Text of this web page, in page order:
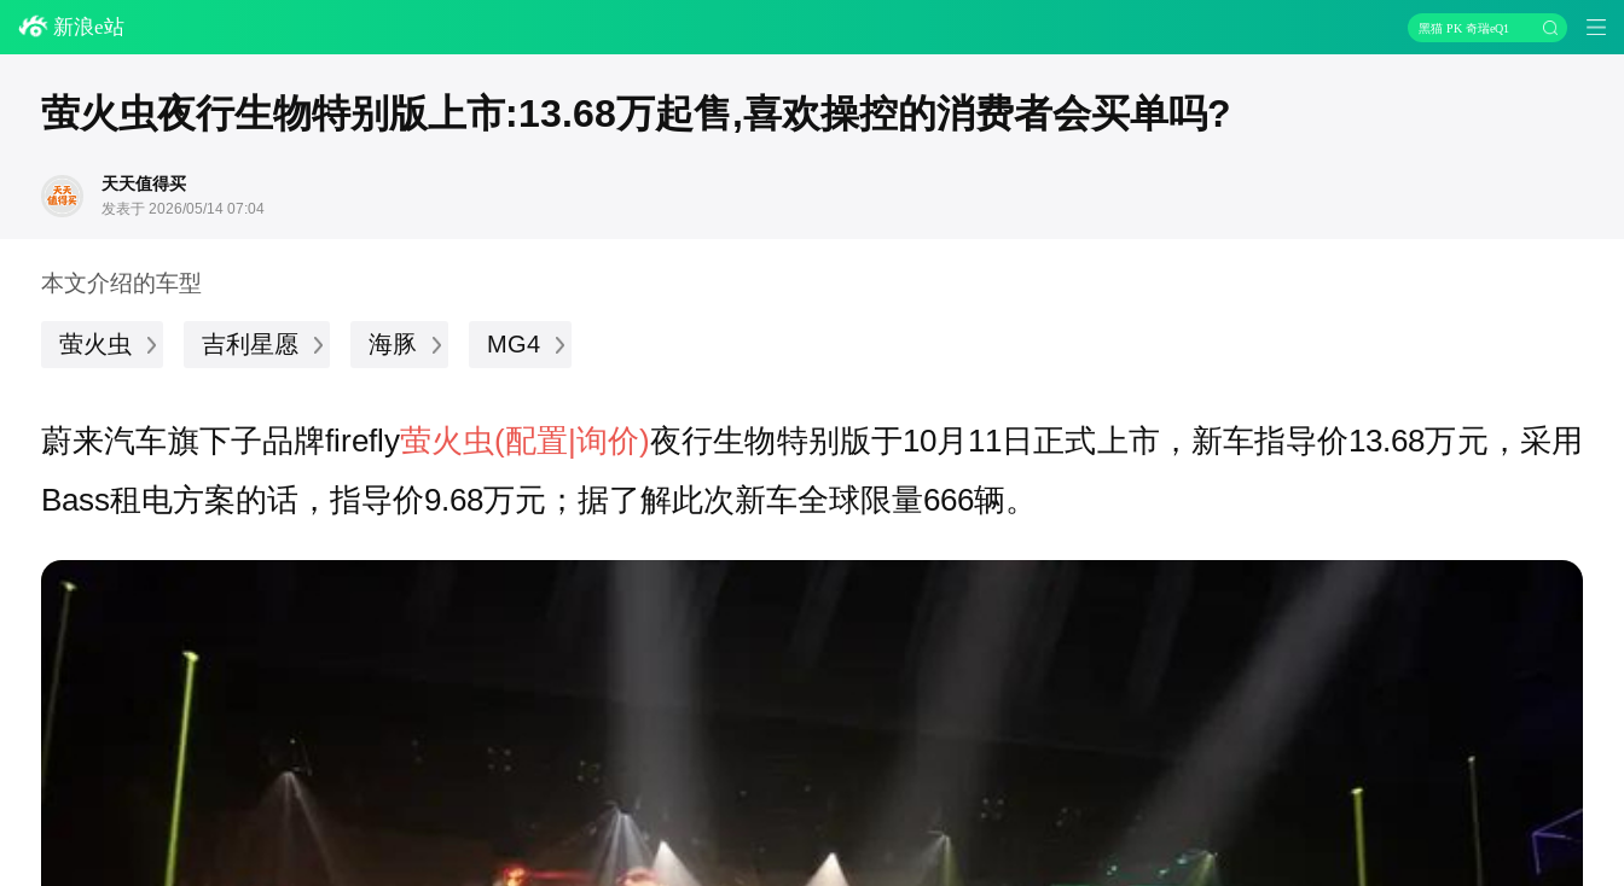
新浪e站 黑猫 PK 奇瑞eQ1
萤火虫夜行生物特别版上市:13.68万起售,喜欢操控的消费者会买单吗?
天天值得买
发表于 2026/05/14 07:04
本文介绍的车型
萤火虫 吉利星愿 海豚 MG4
蔚来汽车旗下子品牌firefly萤火虫(配置|询价)夜行生物特别版于10月11日正式上市，新车指导价13.68万元，采用
Bass租电方案的话，指导价9.68万元；据了解此次新车全球限量666辆。